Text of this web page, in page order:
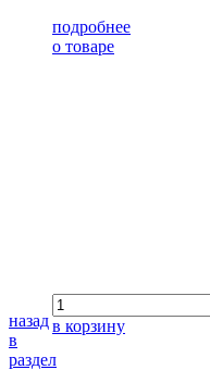
подробнее
о товаре
в корзину
назад
в
раздел